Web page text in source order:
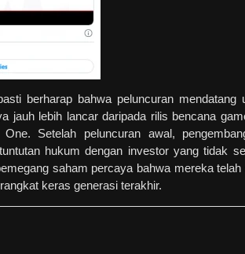
berharap bahwa peluncuran mendatang
jauh lebih lancar daripada rilis bencana
Setelah peluncuran awal,
hukum dengan investor yang tidak
saham percaya bahwa mereka
keras generasi terakhir.